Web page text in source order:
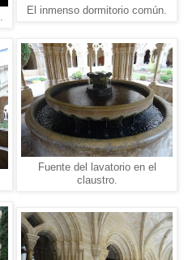
El inmenso dormitorio común.
Fuente del lavatorio en el
claustro.